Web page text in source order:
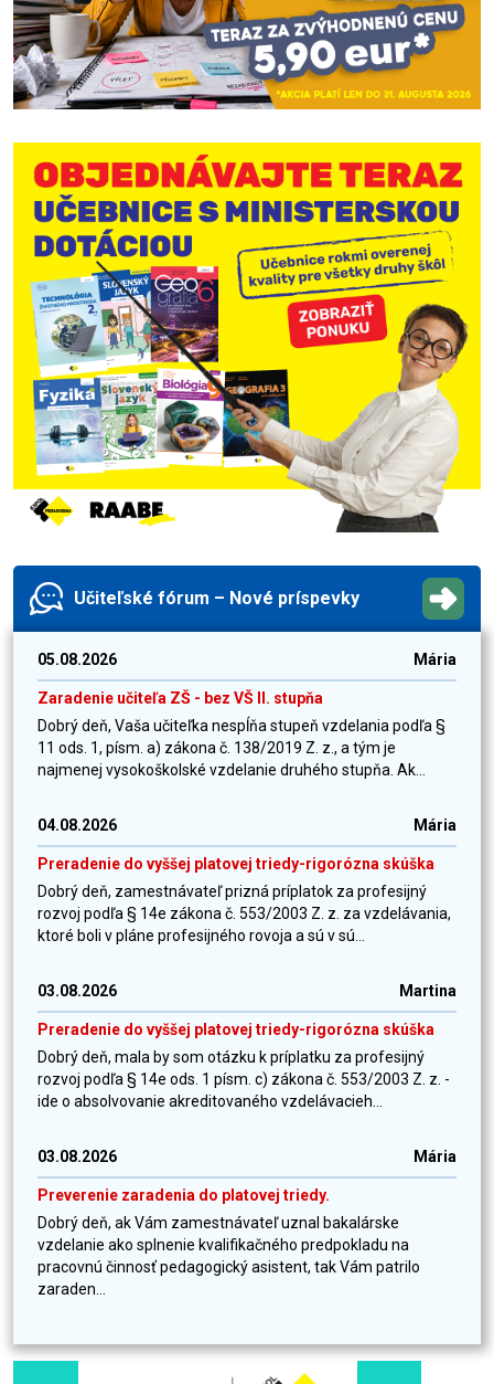
Učiteľské fórum – Nové príspevky
05.08.2026 Mária
Zaradenie učiteľa ZŠ - bez VŠ II. stupňa
Dobrý deň, Vaša učiteľka nespĺňa stupeň vzdelania podľa §
11 ods. 1, písm. a) zákona č. 138/2019 Z. z., a tým je
najmenej vysokoškolské vzdelanie druhého stupňa. Ak...
04.08.2026 Mária
Preradenie do vyššej platovej triedy-rigorózna skúška
Dobrý deň, zamestnávateľ prizná príplatok za profesijný
rozvoj podľa § 14e zákona č. 553/2003 Z. z. za vzdelávania,
ktoré boli v pláne profesijného rovoja a sú v sú...
03.08.2026 Martina
Preradenie do vyššej platovej triedy-rigorózna skúška
Dobrý deň, mala by som otázku k príplatku za profesijný
rozvoj podľa § 14e ods. 1 písm. c) zákona č. 553/2003 Z. z. -
ide o absolvovanie akreditovaného vzdelávacieh...
03.08.2026 Mária
Preverenie zaradenia do platovej triedy.
Dobrý deň, ak Vám zamestnávateľ uznal bakalárske
vzdelanie ako splnenie kvalifikačného predpokladu na
pracovnú činnosť pedagogický asistent, tak Vám patrilo
zaraden...